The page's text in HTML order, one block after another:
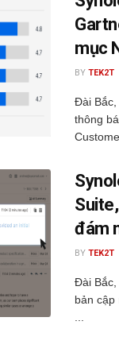
mục
BY TEK2T
Đài Bắc,
thông
đám
BY TEK2T
Đài
bản cập